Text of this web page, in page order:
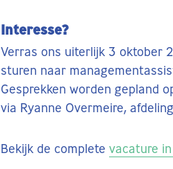
Interesse?
Verras ons uiterlijk 3 oktober
sturen naar
Gesprekken worden gepland
via Ryanne Overmeire,
Bekijk de complete vacature in